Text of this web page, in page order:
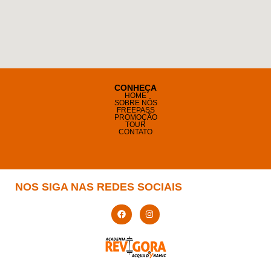
CONHEÇA
HOME
SOBRE NÓS
FREEPASS
PROMOÇÃO
TOUR
CONTATO
NOS SIGA NAS REDES SOCIAIS